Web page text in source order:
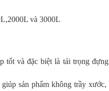
và 3000L
và đặc biệt là tải trọng đựng
sản phẩm không trầy xước,